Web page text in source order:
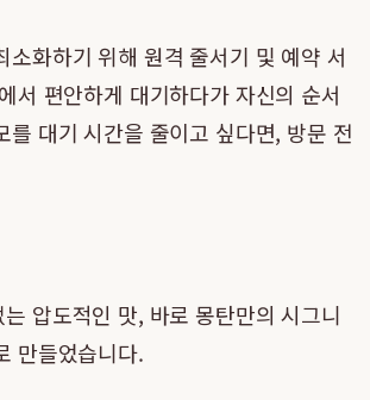
화하기 위해 원격 줄서기 및 예약 서
서 편안하게 대기하다가 자신의 순서
대기 시간을 줄이고 싶다면, 방문 전
압도적인 맛, 바로 몽탄만의 시그니
만들었습니다.